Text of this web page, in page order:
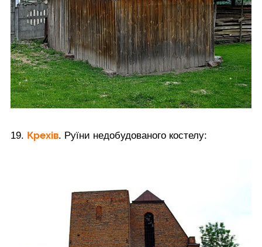
19. Крехів. Руїни недобудованого костелу: